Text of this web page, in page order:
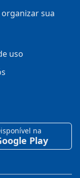
sua
uso
na
Play